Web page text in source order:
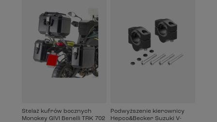
Stelaż kufrów bocznych
Monokey GIVI Benelli TRK 702
Podwyższenie kierownicy
Hepco&Becker Suzuki V-